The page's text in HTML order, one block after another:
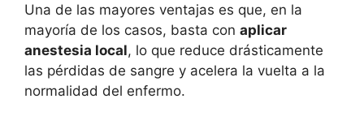
Una de las mayores ventajas es que, en la
mayoría de los casos, basta con aplicar
anestesia local, lo que reduce drásticamente
las pérdidas de sangre y acelera la vuelta a la
normalidad del enfermo.